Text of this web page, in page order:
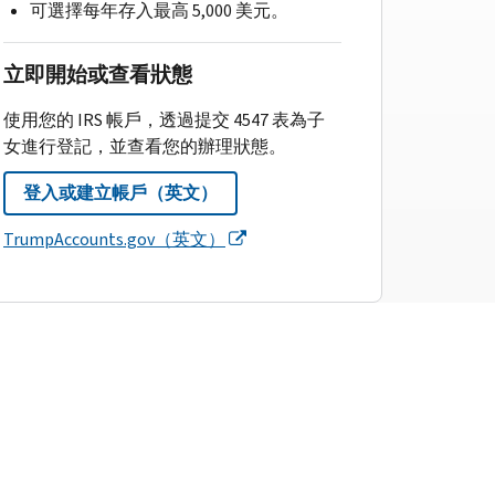
可選擇每年存入最高 5,000 美元。
立即開始或查看狀態
使用您的 IRS 帳戶，透過提交 4547 表為子
女進行登記，並查看您的辦理狀態。
登入或建立帳戶（英文）
TrumpAccounts.gov（英文）